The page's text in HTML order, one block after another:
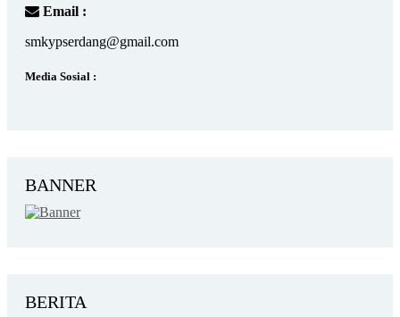
Email :
smkypserdang@gmail.com
Media Sosial :
BANNER
BERITA